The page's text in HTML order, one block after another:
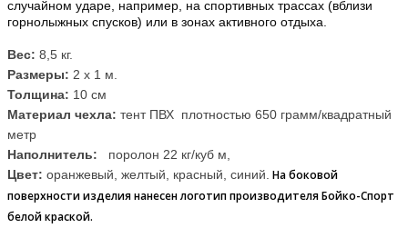
случайном ударе, например, на спортивных трассах (вблизи
горнолыжных спусков) или в зонах активного отдыха.
Вес: 8,5 кг.
Размеры: 2 х 1 м.
Толщина: 10 см
Материал чехла: тент ПВХ плотностью 650 грамм/квадратный
метр
Наполнитель: поролон 22 кг/куб м,
Цвет: оранжевый, желтый, красный, синий. На боковой
поверхности изделия нанесен логотип производителя Бойко-Спорт
белой краской.